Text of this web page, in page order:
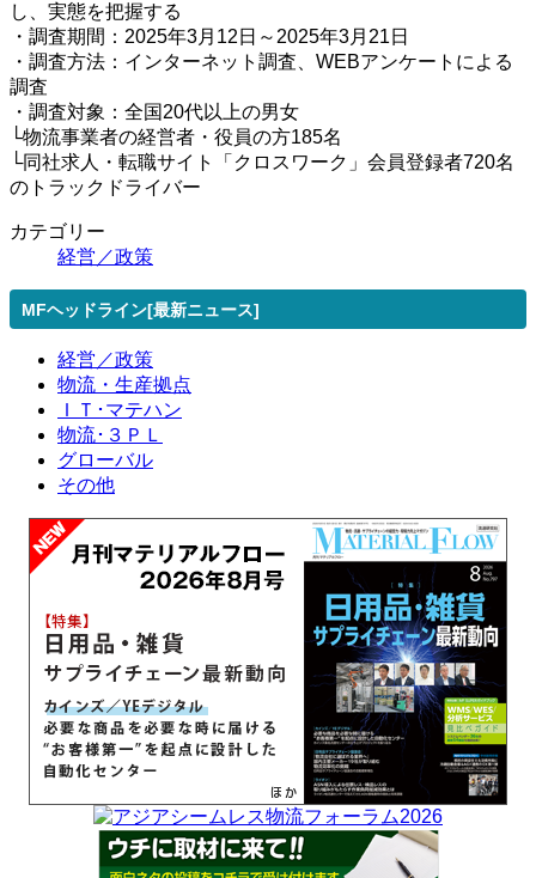
し、実態を把握する
・調査期間：2025年3月12日～2025年3月21日
・調査方法：インターネット調査、WEBアンケートによる
調査
・調査対象：全国20代以上の男女
└物流事業者の経営者・役員の方185名
└同社求人・転職サイト「クロスワーク」会員登録者720名
のトラックドライバー
カテゴリー
経営／政策
MFヘッドライン[最新ニュース]
経営／政策
物流・生産拠点
ＩＴ･マテハン
物流･３ＰＬ
グローバル
その他